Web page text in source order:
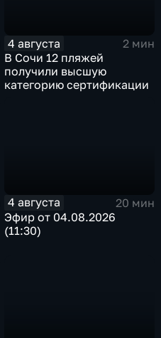
4 августа
2 мин
В Сочи 12 пляжей
получили высшую
категорию сертификации
4 августа
20 мин
Эфир от 04.08.2026
(11:30)